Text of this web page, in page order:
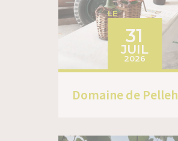
LE
31
JUIL
2026
Domaine de